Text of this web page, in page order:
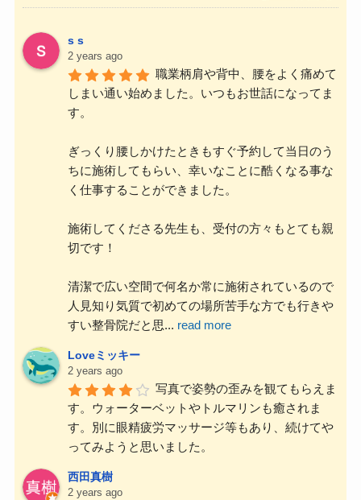
s s
2 years ago
職業柄肩や背中、腰をよく痛めて
しまい通い始めました。いつもお世話になってま
す。
ぎっくり腰しかけたときもすぐ予約して当日のう
ちに施術してもらい、幸いなことに酷くなる事な
く仕事することができました。
施術してくださる先生も、受付の方々もとても親
切です！
清潔で広い空間で何名か常に施術されているので
人見知り気質で初めての場所苦手な方でも行きや
すい整骨院だと思... read more
Loveミッキー
2 years ago
写真で姿勢の歪みを観てもらえま
す。ウォーターベットやトルマリンも癒されま
す。別に眼精疲労マッサージ等もあり、続けてや
ってみようと思いました。
西田真樹
2 years ago